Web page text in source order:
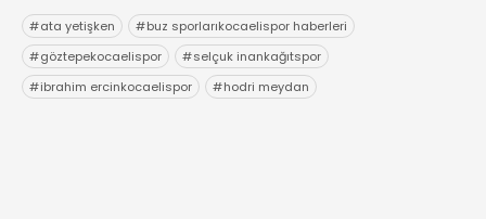
#ata yetişken #buz sporlarıkocaelispor haberleri
#göztepekocaelispor #selçuk inankağıtspor
#ibrahim ercinkocaelispor #hodri meydan